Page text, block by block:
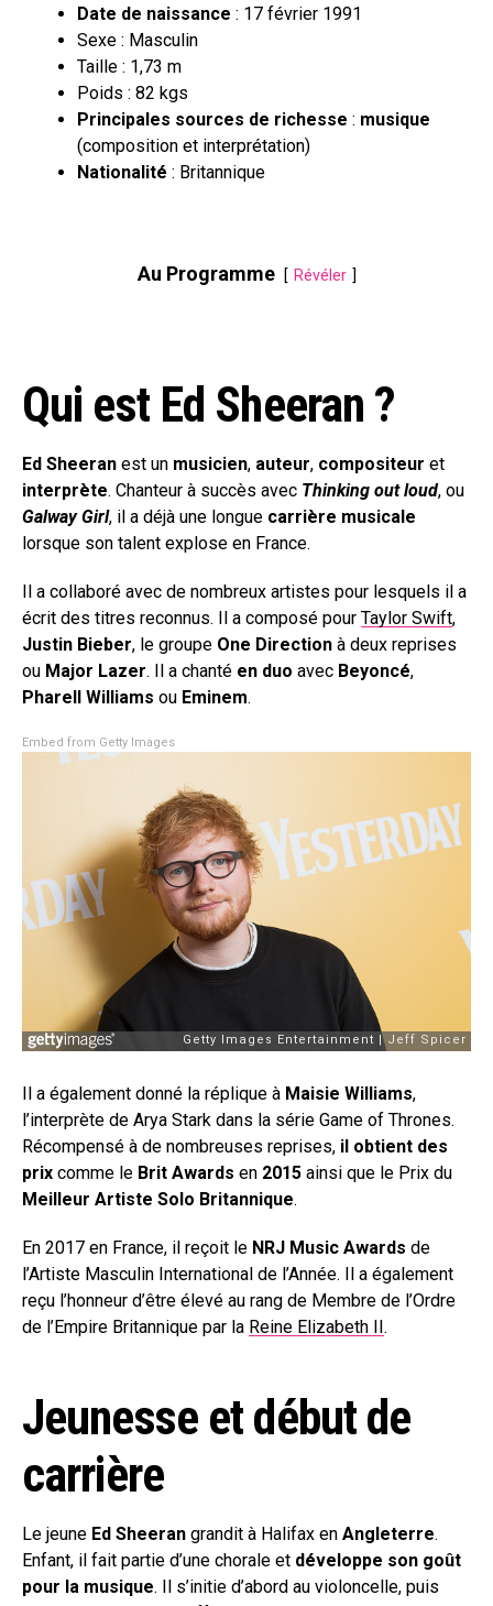
Date de naissance : 17 février 1991
Sexe : Masculin
Taille : 1,73 m
Poids : 82 kgs
Principales sources de richesse : musique
(composition et interprétation)
Nationalité : Britannique
Au Programme Révéler
Qui est Ed Sheeran ?
Ed Sheeran est un musicien, auteur, compositeur et
interprète. Chanteur à succès avec Thinking out loud, ou
Galway Girl, il a déjà une longue carrière musicale
lorsque son talent explose en France.
Il a collaboré avec de nombreux artistes pour lesquels il a
écrit des titres reconnus. Il a composé pour Taylor Swift,
Justin Bieber, le groupe One Direction à deux reprises
ou Major Lazer. Il a chanté en duo avec Beyoncé,
Pharell Williams ou Eminem.
Embed from Getty Images
Il a également donné la réplique à Maisie Williams,
l’interprète de Arya Stark dans la série Game of Thrones.
Récompensé à de nombreuses reprises, il obtient des
prix comme le Brit Awards en 2015 ainsi que le Prix du
Meilleur Artiste Solo Britannique.
En 2017 en France, il reçoit le NRJ Music Awards de
l’Artiste Masculin International de l’Année. Il a également
reçu l’honneur d’être élevé au rang de Membre de l’Ordre
de l’Empire Britannique par la Reine Elizabeth II.
Jeunesse et début de
carrière
Le jeune Ed Sheeran grandit à Halifax en Angleterre.
Enfant, il fait partie d’une chorale et développe son goût
pour la musique. Il s’initie d’abord au violoncelle, puis